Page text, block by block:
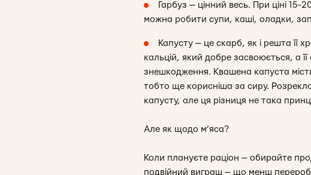
Гарбуз — цінний весь. При ціні
можна робити супи, каші, оладки,
Капусту — це скарб, як і решта її
кальцій, який добре засвоюється, а
знешкодження. Квашена капуста
тобто ще корисніша за сиру.
капусту, але ця різниця не така
Але як щодо м’яса?
Коли плануєте раціон — обирайте
подвійний виграш — що менш